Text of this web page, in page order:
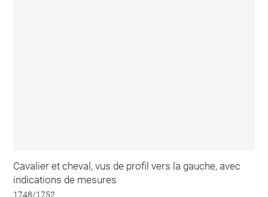
Cavalier et cheval, vus de profil vers la gauche, avec
indications de mesures
1748/1752